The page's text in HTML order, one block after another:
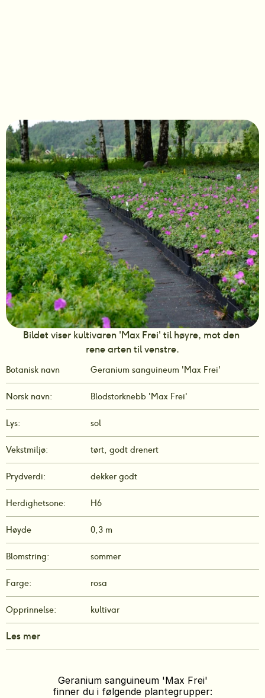
Botanisk navn Geranium sanguineum 'Max Frei'
Norsk navn: Blodstorknebb 'Max Frei'
Lys: sol
Vekstmiljø: tørt, godt drenert
Prydverdi: dekker godt
Herdighetsone: H6
Høyde 0,3 m
Blomstring: sommer
Farge: rosa
Opprinnelse: kultivar
Bildet viser kultivaren 'Max Frei' til høyre, mot den
rene arten til venstre.
Les mer
Geranium sanguineum 'Max Frei'
finner du i følgende plantegrupper: